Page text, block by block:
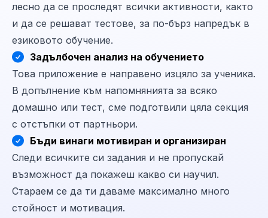
лесно да се проследят всички активности, както
и да се решават тестове, за по-бърз напредък в
езиковото обучение.
Задълбочен анализ на обучението
Това приложение е направено изцяло за ученика.
В допълнение към напомнянията за всяко
домашно или тест, сме подготвили цяла секция
с отстъпки от партньори.
Бъди винаги мотивиран и организиран
Следи всичките си задания и не пропускай
възможност да покажеш какво си научил.
Стараем се да ти даваме максимално много
стойност и мотивация.